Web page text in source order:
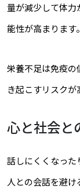
量が減少して体力
能性が高まります。
栄養不足は免疫の
き起こすリスクが
心と社会と
話しにくくなった
人との会話を避け